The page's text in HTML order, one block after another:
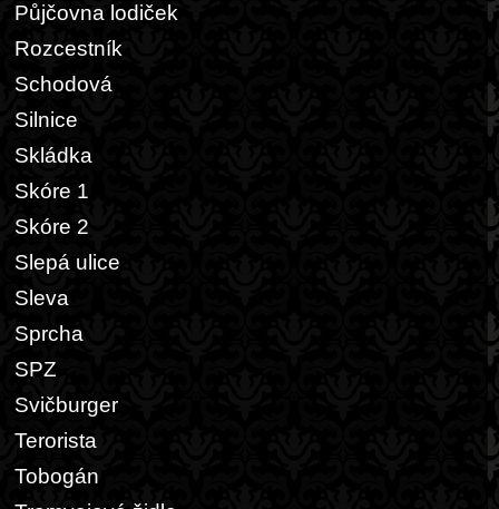
Půjčovna lodiček
Rozcestník
Schodová
Silnice
Skládka
Skóre 1
Skóre 2
Slepá ulice
Sleva
Sprcha
SPZ
Svičburger
Terorista
Tobogán